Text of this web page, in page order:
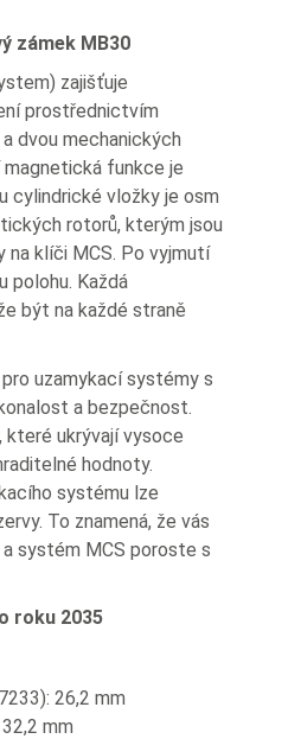
zámek MB30
zajišťuje
prostřednictvím
dvou mechanických
magnetická funkce je
cylindrické vložky je osm
rotorů, kterým jsou
na klíči MCS. Po vyjmutí
polohu. Každá
být na každé straně
uzamykací systémy s
a bezpečnost.
které ukrývají vysoce
hodnoty.
systému lze
To znamená, že vás
systém MCS poroste s
roku 2035
26,2 mm
mm